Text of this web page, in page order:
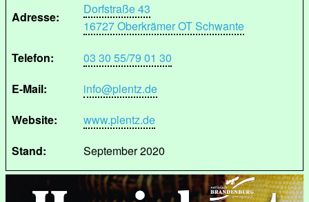
Adresse:
Dorfstraße 43
16727 Oberkrämer OT Schwante
Telefon:
03 30 55/79 01 30
E-Mail:
info@plentz.de
Website:
www.plentz.de
Stand:
September 2020